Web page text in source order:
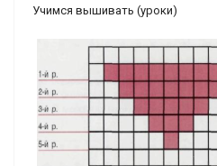
Учимся вышивать (уроки)